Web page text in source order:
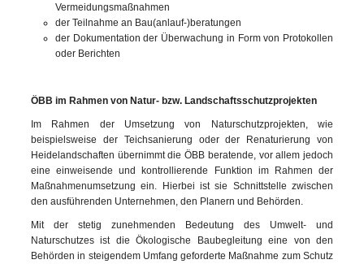
Vermeidungsmaßnahmen
der Teilnahme an Bau(anlauf-)beratungen
der Dokumentation der Überwachung in Form von Protokollen
oder Berichten
ÖBB im Rahmen von Natur- bzw. Landschaftsschutzprojekten
Im Rahmen der Umsetzung von Naturschutzprojekten, wie
beispielsweise der Teichsanierung oder der Renaturierung von
Heidelandschaften übernimmt die ÖBB beratende, vor allem jedoch
eine einweisende und kontrollierende Funktion im Rahmen der
Maßnahmenumsetzung ein. Hierbei ist sie Schnittstelle zwischen
den ausführenden Unternehmen, den Planern und Behörden.
Mit der stetig zunehmenden Bedeutung des Umwelt- und
Naturschutzes ist die Ökologische Baubegleitung eine von den
Behörden in steigendem Umfang geforderte Maßnahme zum Schutz